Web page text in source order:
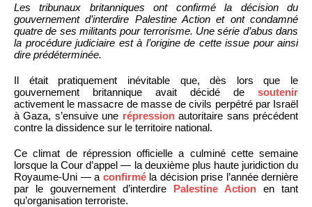
Les tribunaux britanniques ont confirmé la décision du
gouvernement d’interdire Palestine Action et ont condamné
quatre de ses militants pour terrorisme. Une série d’abus dans
la procédure judiciaire est à l’origine de cette issue pour ainsi
dire prédéterminée.
Il était pratiquement inévitable que, dès lors que le
gouvernement britannique avait décidé de soutenir
activement le massacre de masse de civils perpétré par Israël
à Gaza, s’ensuive une répressionautoritaire sans précédent
contre la dissidence sur le territoire national.
Ce climat de répression officielle a culminé cette semaine
lorsque la Cour d’appel — la deuxième plus haute juridiction du
Royaume-Uni — a confirméla décision prise l’année dernière
par le gouvernement d’interdire Palestine Action en tant
qu’organisation terroriste.